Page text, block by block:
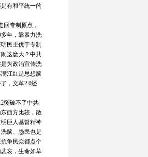
有和平统一的
回专制原点，
多年，靠暴力洗
民主优于专制
这麽大？中共
为政治宣传洗
江红是思想脑
，文革2.0还
突破不了中共
西方比较，散
巨人基督精神
脑、愚民也是
争民众都点个
哀，生命如草